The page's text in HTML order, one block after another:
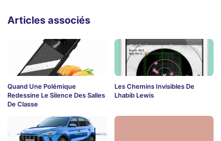
Articles associés
Quand Une Polémique
Redessine Le Silence Des Salles
De Classe
Les Chemins Invisibles De
Lhabib Lewis